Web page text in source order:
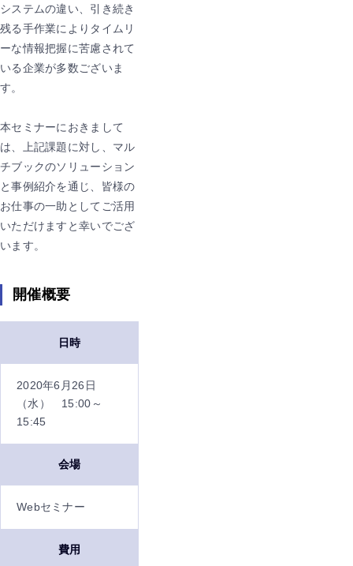
システムの違い、引き続き
残る手作業によりタイムリ
ーな情報把握に苦慮されて
いる企業が多数ございま
す。
本セミナーにおきまして
は、上記課題に対し、マル
チブックのソリューション
と事例紹介を通じ、皆様の
お仕事の一助としてご活用
いただけますと幸いでござ
います。
開催概要
日時
2020年6月26日
（水） 15:00～
15:45
会場
Webセミナー
費用